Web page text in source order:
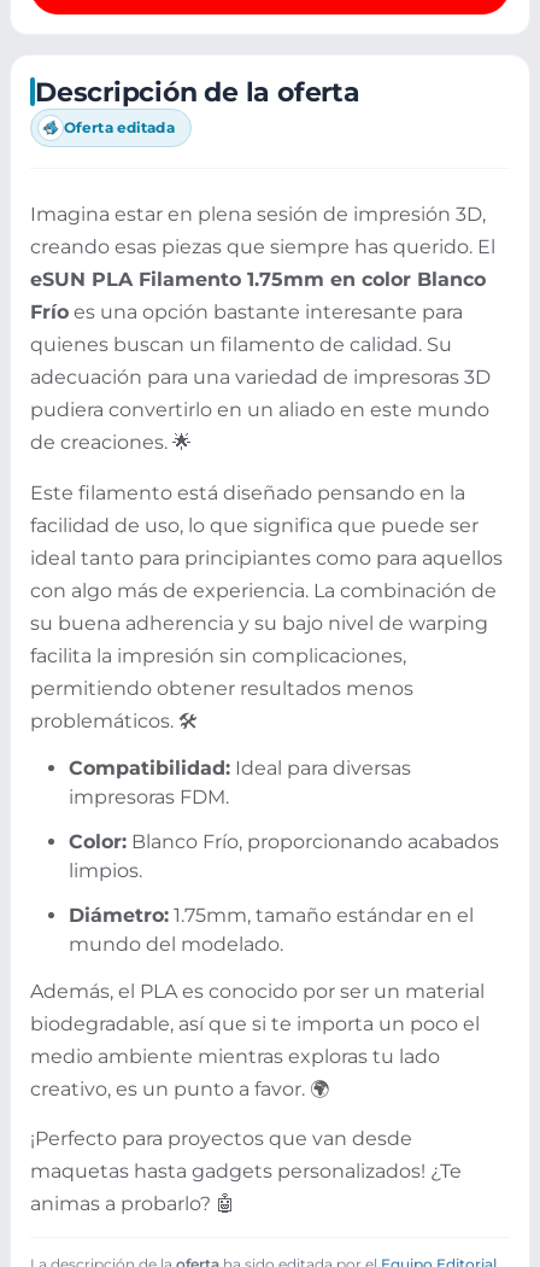
Descripción de la oferta
Oferta editada
Imagina estar en plena sesión de impresión 3D,
creando esas piezas que siempre has querido. El
eSUN PLA Filamento 1.75mm en color Blanco
Frío es una opción bastante interesante para
quienes buscan un filamento de calidad. Su
adecuación para una variedad de impresoras 3D
pudiera convertirlo en un aliado en este mundo
de creaciones. 🌟
Este filamento está diseñado pensando en la
facilidad de uso, lo que significa que puede ser
ideal tanto para principiantes como para aquellos
con algo más de experiencia. La combinación de
su buena adherencia y su bajo nivel de warping
facilita la impresión sin complicaciones,
permitiendo obtener resultados menos
problemáticos. 🛠️
Compatibilidad: Ideal para diversas
impresoras FDM.
Color: Blanco Frío, proporcionando acabados
limpios.
Diámetro: 1.75mm, tamaño estándar en el
mundo del modelado.
Además, el PLA es conocido por ser un material
biodegradable, así que si te importa un poco el
medio ambiente mientras exploras tu lado
creativo, es un punto a favor. 🌍
¡Perfecto para proyectos que van desde
maquetas hasta gadgets personalizados! ¿Te
animas a probarlo? 🤖